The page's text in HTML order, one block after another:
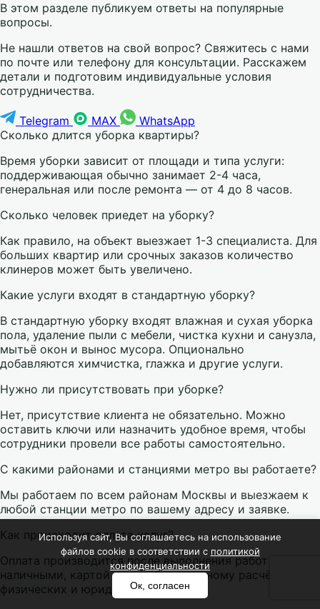
В этом разделе публикуем ответы на популярные
вопросы.
Не нашли ответов на свой вопрос? Свяжитесь с нами
по почте или телефону для консультации. Расскажем
детали и подготовим индивидуальные условия
сотрудничества.
Telegram MAX
WhatsApp
Сколько длится уборка квартиры?
Время уборки зависит от площади и типа услуги:
поддерживающая обычно занимает 2-4 часа,
генеральная или после ремонта — от 4 до 8 часов.
Сколько человек приедет на уборку?
Как правило, на объект выезжает 1-3 специалиста. Для
больших квартир или срочных заказов количество
клинеров может быть увеличено.
Какие услуги входят в стандартную уборку?
В стандартную уборку входят влажная и сухая уборка
пола, удаление пыли с мебели, чистка кухни и санузла,
мытьё окон и вынос мусора. Опционально
добавляются химчистка, глажка и другие услуги.
Нужно ли присутствовать при уборке?
Нет, присутствие клиента не обязательно. Можно
оставить ключи или назначить удобное время, чтобы
сотрудники провели все работы самостоятельно.
С какими районами и станциями метро вы работаете?
Мы работаем по всем районам Москвы и выезжаем к
любой станции метро по вашему адресу и заявке.
Как происходит оплата услуг?
Оплата производится после выполнения работ —
наличными, картой или по безналичному расчёту для
физических и юридических лиц.
Используя сайт, Вы соглашаетесь на использование
файлов cookie в соответствии с политикой
конфиденциальности
Ок, согласен